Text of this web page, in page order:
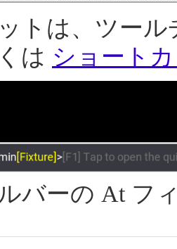
トは、ツー
は ショート
バーの At フ